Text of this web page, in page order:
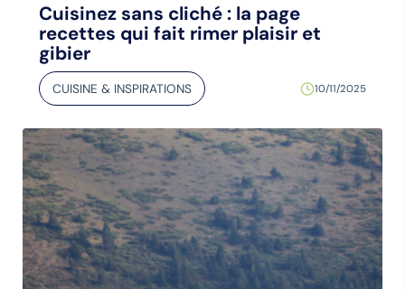
Cuisinez sans cliché : la page
recettes qui fait rimer plaisir et
gibier
CUISINE & INSPIRATIONS 10/11/2025